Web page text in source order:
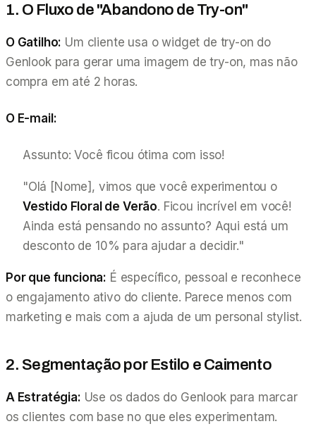
1. O Fluxo de "Abandono de Try-on"
O Gatilho: Um cliente usa o widget de try-on do
Genlook para gerar uma imagem de try-on, mas não
compra em até 2 horas.
O E-mail:
Assunto: Você ficou ótima com isso!
"Olá [Nome], vimos que você experimentou o
Vestido Floral de Verão. Ficou incrível em você!
Ainda está pensando no assunto? Aqui está um
desconto de 10% para ajudar a decidir."
Por que funciona: É específico, pessoal e reconhece
o engajamento ativo do cliente. Parece menos com
marketing e mais com a ajuda de um personal stylist.
2. Segmentação por Estilo e Caimento
A Estratégia: Use os dados do Genlook para marcar
os clientes com base no que eles experimentam.